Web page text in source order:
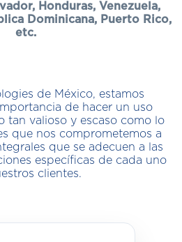
Honduras, Venezuela,
Dominicana, Puerto Rico,
etc.
de México, estamos
de hacer un uso
tan valioso y escaso como lo
que nos comprometemos a
que se adecuen a las
específicas de cada uno
clientes.